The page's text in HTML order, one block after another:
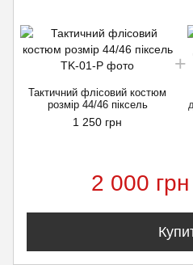
Тактичний флісовий костюм
розмір 44/46 піксель
1 250 грн
2 000 грн